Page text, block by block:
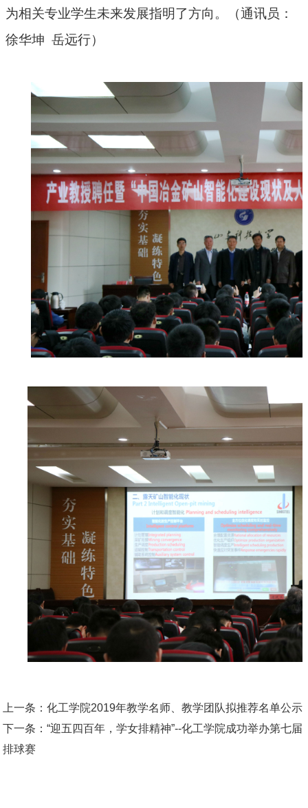
为相关专业学生未来发展指明了方向 。
（通讯员：
徐华坤 岳远行）
上一条：化工学院2019年教学名师、教学团队拟推荐名单公示
下一条：“迎五四百年，学女排精神”--化工学院成功举办第七届
排球赛